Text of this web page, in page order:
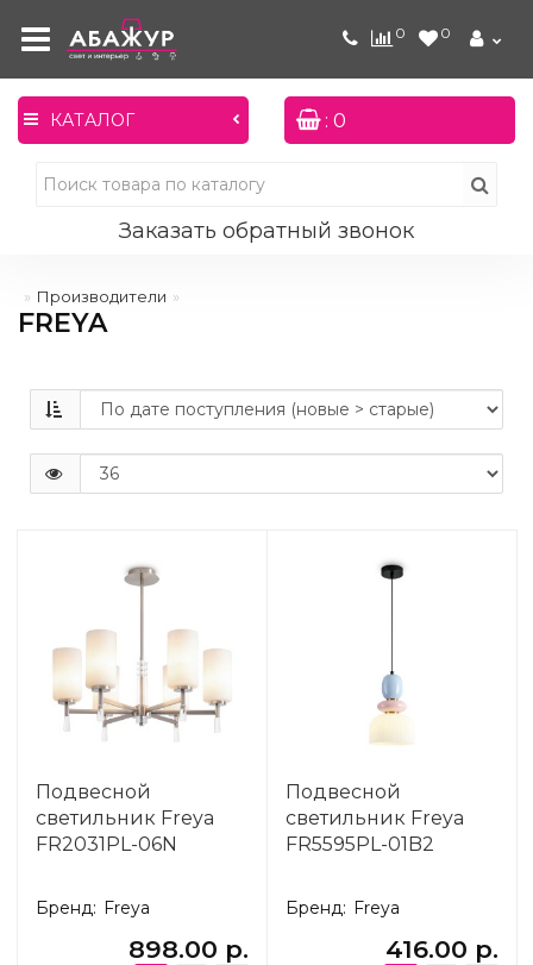
0 0
КАТАЛОГ : 0
Заказать обратный звонок
Производители
FREYA
Подвесной
светильник Freya
FR2031PL-06N
Бренд: Freya
898.00 р.
Подвесной
светильник Freya
FR5595PL-01B2
Бренд: Freya
416.00 р.